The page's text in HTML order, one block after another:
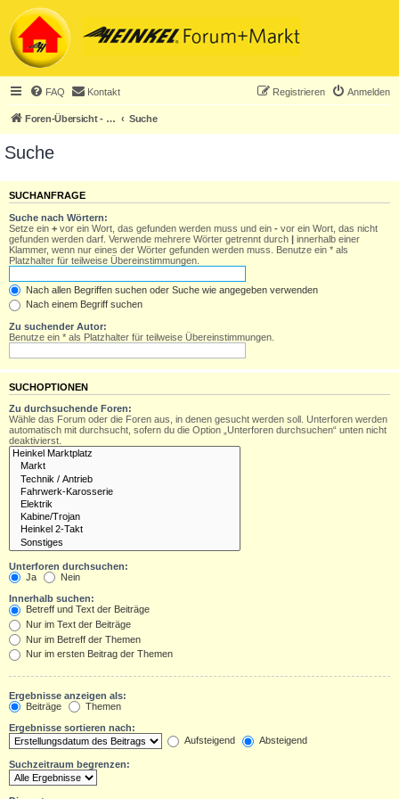
FAQ Kontakt Anmelden
Registrieren
Foren-Übersicht - ACHTUNG! Neuregistrierung nur noch für Heinkel-Club-Mitglieder! Suche
Suche
SUCHANFRAGE
Suche nach Wörtern:
Setze ein + vor ein Wort, das gefunden werden muss und ein - vor ein Wort, das nicht
gefunden werden darf. Verwende mehrere Wörter getrennt durch | innerhalb einer
Klammer, wenn nur eines der Wörter gefunden werden muss. Benutze ein * als
Platzhalter für teilweise Übereinstimmungen.
Nach allen Begriffen suchen oder Suche wie angegeben verwenden
Nach einem Begriff suchen
Zu suchender Autor:
Benutze ein * als Platzhalter für teilweise Übereinstimmungen.
SUCHOPTIONEN
Zu durchsuchende Foren:
Wähle das Forum oder die Foren aus, in denen gesucht werden soll. Unterforen werden
automatisch mit durchsucht, sofern du die Option „Unterforen durchsuchen“ unten nicht
deaktivierst.
Unterforen durchsuchen:
Ja
Nein
Innerhalb suchen:
Betreff und Text der Beiträge
Nur im Text der Beiträge
Nur im Betreff der Themen
Nur im ersten Beitrag der Themen
Ergebnisse anzeigen als:
Beiträge
Themen
Ergebnisse sortieren nach:
Aufsteigend
Absteigend
Suchzeitraum begrenzen: